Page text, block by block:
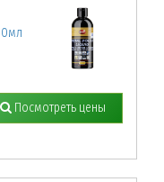
Посмотреть цены